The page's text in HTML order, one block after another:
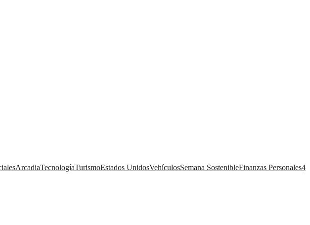
ArcadiaTecnologíaTurismoEstados UnidosVehículosSemana SostenibleFinanzas Personales4